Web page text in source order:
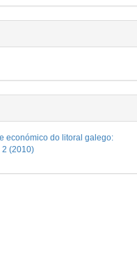
económico do litoral galego:
2 (2010)